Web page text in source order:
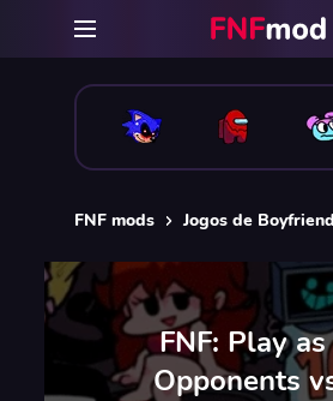
FNF mods Jogos de
FNF: Play
Opponents